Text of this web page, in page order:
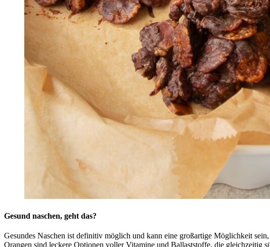
Gesund naschen, geht das?
Gesundes Naschen ist definitiv möglich und kann eine großartige Möglichkeit
Orangen sind leckere Optionen voller Vitamine und Ballaststoffe, die gleichzeitig